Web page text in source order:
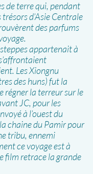
de terre qui, pendant
d’Asie Centrale
des parfums
appartenait à
Les Xiongnu
des huns) fut la
régner la terreur sur le
JC, pour les
à l’ouest du
chaine du Pamir pour
tribu, ennemi
ce voyage est à
film retrace la grande